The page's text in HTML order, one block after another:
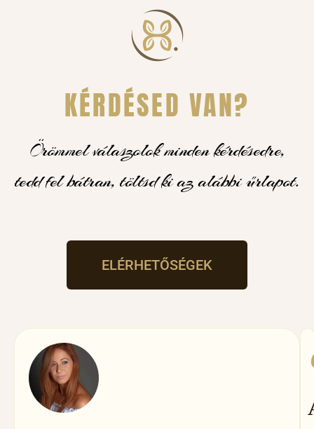
KÉRDÉSED VAN?
Örömmel válaszolok minden kérdésedre,
tedd fel bátran, töltsd ki az alábbi űrlapot.
ELÉRHETŐSÉGEK